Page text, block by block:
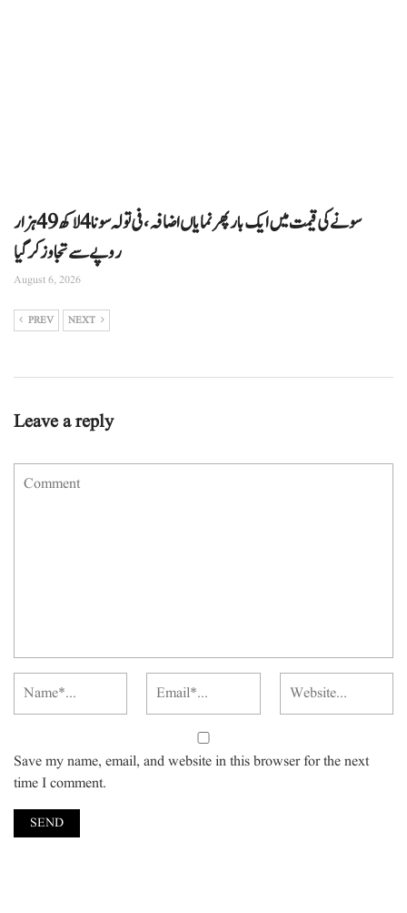
سونے کی قیمت میں ایک بار پھر نمایاں اضافہ، فی تولہ سونا 4 لاکھ 49 ہزار
روپے سے تجاوز کرگیا
August 6, 2026
PREV NEXT
Leave a reply
Save my name, email, and website in this browser for the next
time I comment.